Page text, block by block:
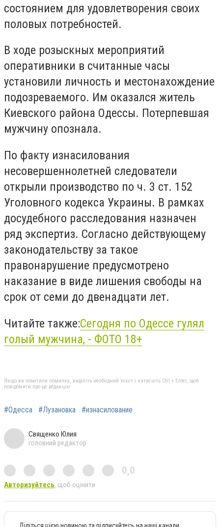
состоянием для удовлетворения своих
половых потребностей.
В ходе розыскных мероприятий
оперативники в считанные часы
установили личность и местонахождение
подозреваемого. Им оказался житель
Киевского района Одессы. Потерпевшая
мужчину опознала.
По факту изнасилования
несовершеннолетней следователи
открыли производство по ч. 3 ст. 152
Уголовного кодекса Украины. В рамках
досудебного расследования назначен
ряд экспертиз. Согласно действующему
законодательству за такое
правонарушение предусмотрено
наказание в виде лишения свободы на
срок от семи до двенадцати лет.
Читайте также:Сегодня по Одессе гулял
голый мужчина, - ФОТО 18+
Якщо ви помітили помилку, виділіть необхідний текст і натисніть Ctrl + Enter, щоб
повідомити про це редакцію
#Одесса #Лузановка #изнасилование
Священко Юлия
головний редактор
0,0
Авторизуйтесь, щоб оцінити